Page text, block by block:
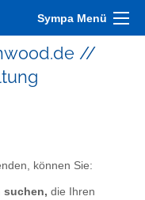
Sympa Menü
//
können Sie:
suchen, die Ihren